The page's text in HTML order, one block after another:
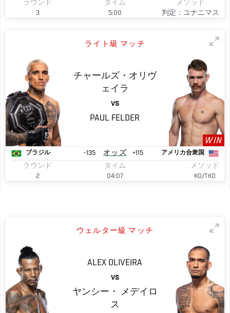
ラウンド
3
タイム
5:00
メソッド
判定：ユナニマス
ライト級 マッチ
チャールズ・オリヴ
ェイラ
VS
PAUL FELDER
WIN
ブラジル -135 オッズ +115 アメリカ合衆国
ラウンド
2
タイム
04:07
メソッド
KO/TKO
ウェルター級 マッチ
ALEX OLIVEIRA
VS
ヤンシー・
メデイロ
ス